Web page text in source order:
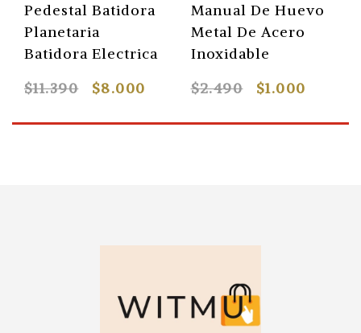
Pedestal Batidora
Planetaria
Batidora Electrica
$11.390
$8.000
Manual De Huevo
Metal De Acero
Inoxidable
$2.490
$1.000